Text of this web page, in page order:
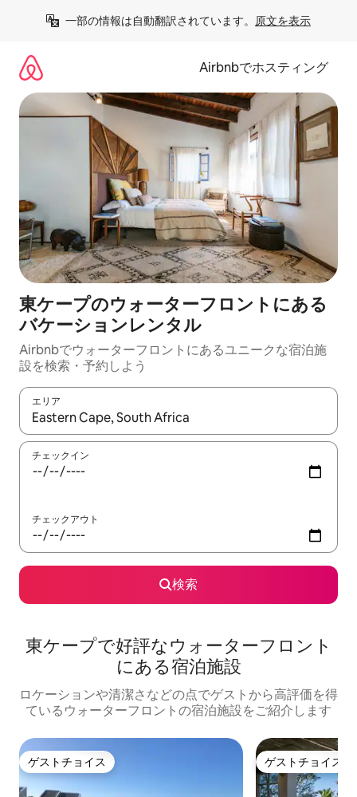
一部の情報は自動翻訳されています。 原文を表示
Airbnbでホスティング
東ケープのウォーターフロントにある
バケーションレンタル
Airbnbでウォーターフロントにあるユニークな宿泊施
設を検索・予約しよう
エリア
検索結果が表示されたら、上下の矢印キーを使って移動するか
チェックイン
チェックアウト
検索
東ケープで好評なウォーターフロント
にある宿泊施設
ロケーションや清潔さなどの点でゲストから高評価を得
ているウォーターフロントの宿泊施設をご紹介します
ゲストチョイス
ゲストチョイス ゲストチョイス
ゲストチョイス